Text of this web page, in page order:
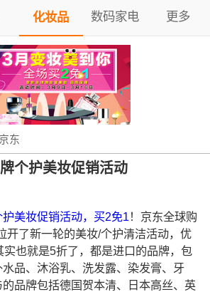
化妆品 数码家电 更多
京东
个护美妆促销活动
美妆促销活动，买2免1 ！京东全球购
开了新一轮的美妆/个护清洁活动，优
实也就是5折了，都是进口的品牌，包
品、沐浴乳、洗发露、染发膏、牙
品牌包括德国贺本清、日本高丝、英